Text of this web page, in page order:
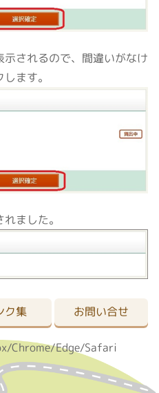
示されるので、間違いがなけ
ます。
ました。
ク集 お問い合せ
Chrome/Edge/Safari